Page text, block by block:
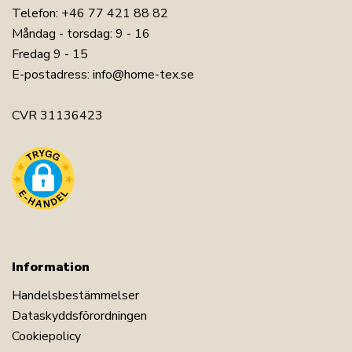
Telefon: +46 77 421 88 82
Måndag - torsdag: 9 - 16
Fredag 9 - 15
E-postadress: info@home-tex.se
CVR 31136423
Information
Handelsbestämmelser
Dataskyddsförordningen
Cookiepolicy